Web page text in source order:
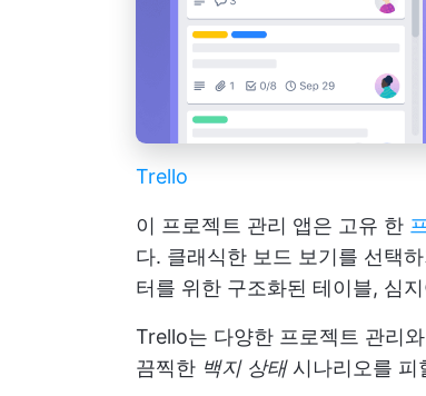
Trello
이 프로젝트 관리 앱은 고유 한
다. 클래식한 보드 보기를 선택
터를 위한 구조화된 테이블, 심
Trello는 다양한 프로젝트 관리
끔찍한 백지 상태시나리오를 피